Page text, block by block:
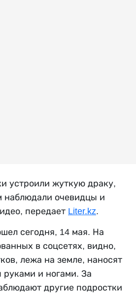
устроили жуткую драку,
наблюдали очевидцы и
передает Liter.kz.
сегодня, 14 мая. На
в соцсетях, видно,
лежа на земле, наносят
руками и ногами. За
другие подростки